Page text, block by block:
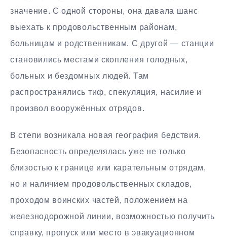
значение. С одной стороны, она давала шанс
выехать к продовольственным районам,
больницам и родственникам. С другой — станции
становились местами скопления голодных,
больных и бездомных людей. Там
распространялись тиф, спекуляция, насилие и
произвол вооружённых отрядов.
В степи возникала новая география бедствия.
Безопасность определялась уже не только
близостью к границе или карательным отрядам,
но и наличием продовольственных складов,
проходом воинских частей, положением на
железнодорожной линии, возможностью получить
справку, пропуск или место в эвакуационном